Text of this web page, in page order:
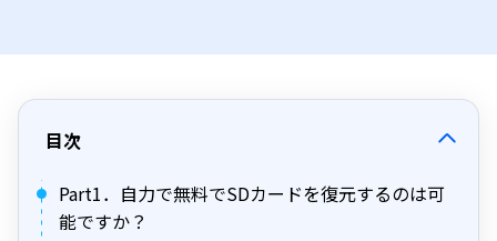
目次
Part1．自力で無料でSDカードを復元するのは可
能ですか？